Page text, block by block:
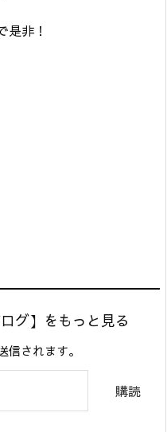
是非！
グ】をもっと見る
されます。
購読